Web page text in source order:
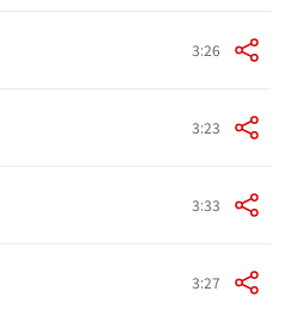
3:26
3:23
3:33
3:27